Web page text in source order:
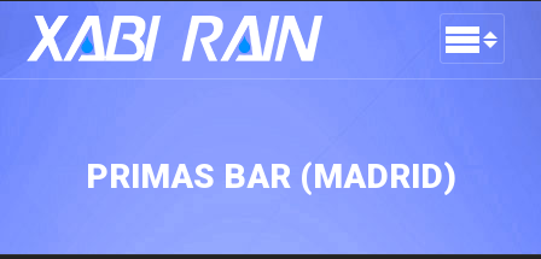
PRIMAS BAR (MADRID)